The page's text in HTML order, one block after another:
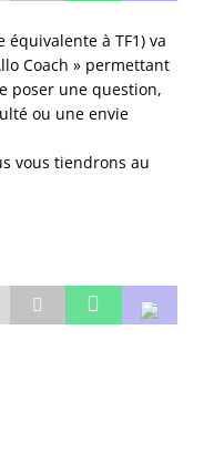
équivalente à TF1) va
Coach » permettant
poser une question,
ou une envie
vous tiendrons au